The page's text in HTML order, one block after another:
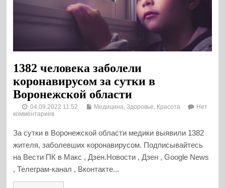
1382 человека заболели
коронавирусом за сутки в
Воронежской области
04.09.2022 11:52 Медицина, Здоровье, Красота
Нет
комментариев
За сутки в Воронежской области медики выявили 1382
жителя, заболевших коронавирусом. Подписывайтесь
на Вести ПК в Макс , Дзен.Новости , Дзен , Google News
, Телеграм-канал , Вконтакте...